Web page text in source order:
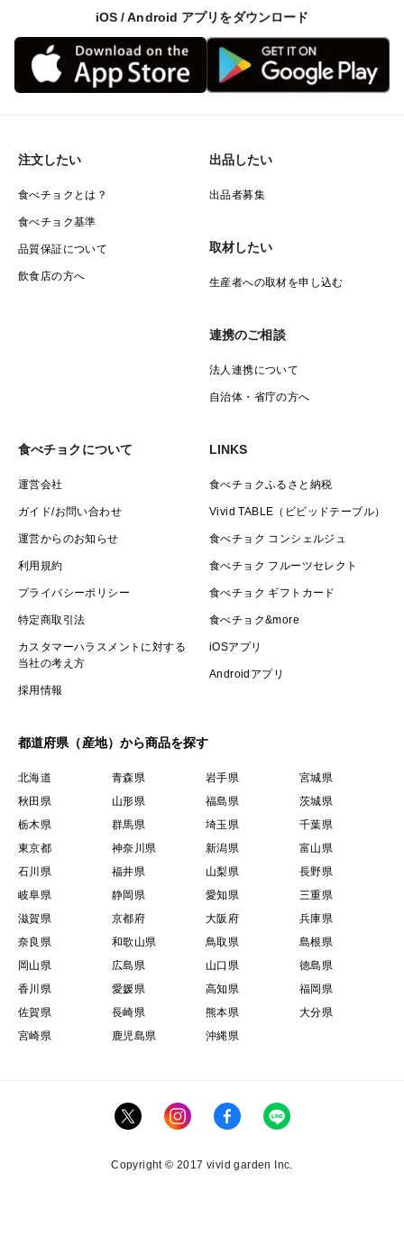
iOS / Android アプリをダウンロード
注文したい
食べチョクとは？
食べチョク基準
品質保証について
飲食店の方へ
出品したい
出品者募集
取材したい
生産者への取材を申し込む
連携のご相談
法人連携について
自治体・省庁の方へ
食べチョクについて
運営会社
ガイド/お問い合わせ
運営からのお知らせ
利用規約
プライバシーポリシー
特定商取引法
カスタマーハラスメントに対する
当社の考え方
採用情報
LINKS
食べチョクふるさと納税
Vivid TABLE（ビビッドテーブル）
食べチョク コンシェルジュ
食べチョク フルーツセレクト
食べチョク ギフトカード
食べチョク&more
iOSアプリ
Androidアプリ
都道府県（産地）から商品を探す
北海道 青森県 岩手県
宮城県
秋田県
山形県 福島県
茨城県
栃木県
群馬県 埼玉県
千葉県
東京都
神奈川県 新潟県
富山県
石川県
福井県 山梨県
長野県
岐阜県
静岡県 愛知県
三重県
滋賀県
京都府 大阪府
兵庫県
奈良県
和歌山県 鳥取県
島根県
岡山県
広島県 山口県
徳島県
香川県
愛媛県 高知県
福岡県
佐賀県
長崎県 熊本県
大分県
宮崎県
鹿児島県 沖縄県
Copyright © 2017 vivid garden Inc.